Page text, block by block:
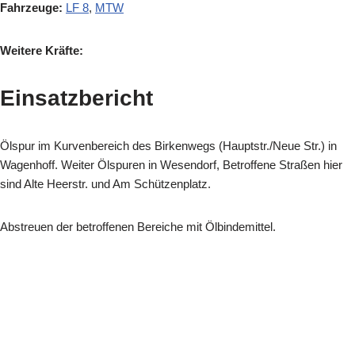
Fahrzeuge: LF 8, MTW
Weitere Kräfte:
Einsatzbericht
Ölspur im Kurvenbereich des Birkenwegs (Hauptstr./Neue Str.) in
Wagenhoff. Weiter Ölspuren in Wesendorf, Betroffene Straßen hier
sind Alte Heerstr. und Am Schützenplatz.
Abstreuen der betroffenen Bereiche mit Ölbindemittel.